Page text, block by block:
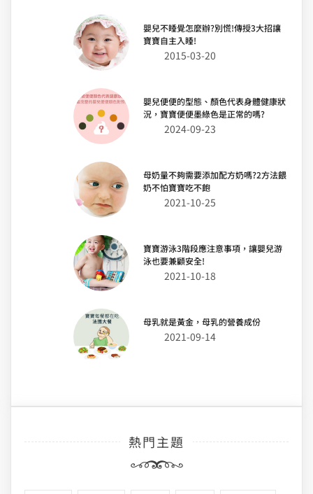
嬰兒不睡覺怎麼辦?別慌!傳授3大招讓
寶寶自主入睡!
2015-03-20
嬰兒便便的型態、顏色代表身體健康狀
況，寶寶便便墨綠色是正常的嗎?
2024-09-23
母奶量不夠需要添加配方奶嗎?2方法餵
奶不怕寶寶吃不飽
2021-10-25
寶寶游泳3階段應注意事項，讓嬰兒游
泳也要兼顧安全!
2021-10-18
母乳就是黃金，母乳的營養成份
2021-09-14
熱門主題